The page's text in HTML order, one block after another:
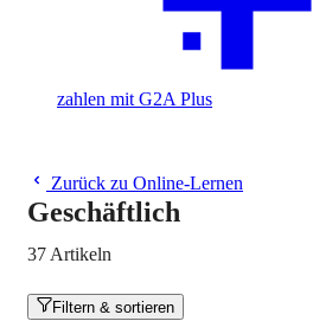
zahlen mit G2A Plus
Zurück zu Online-Lernen
Geschäftlich
37 Artikeln
Filtern & sortieren